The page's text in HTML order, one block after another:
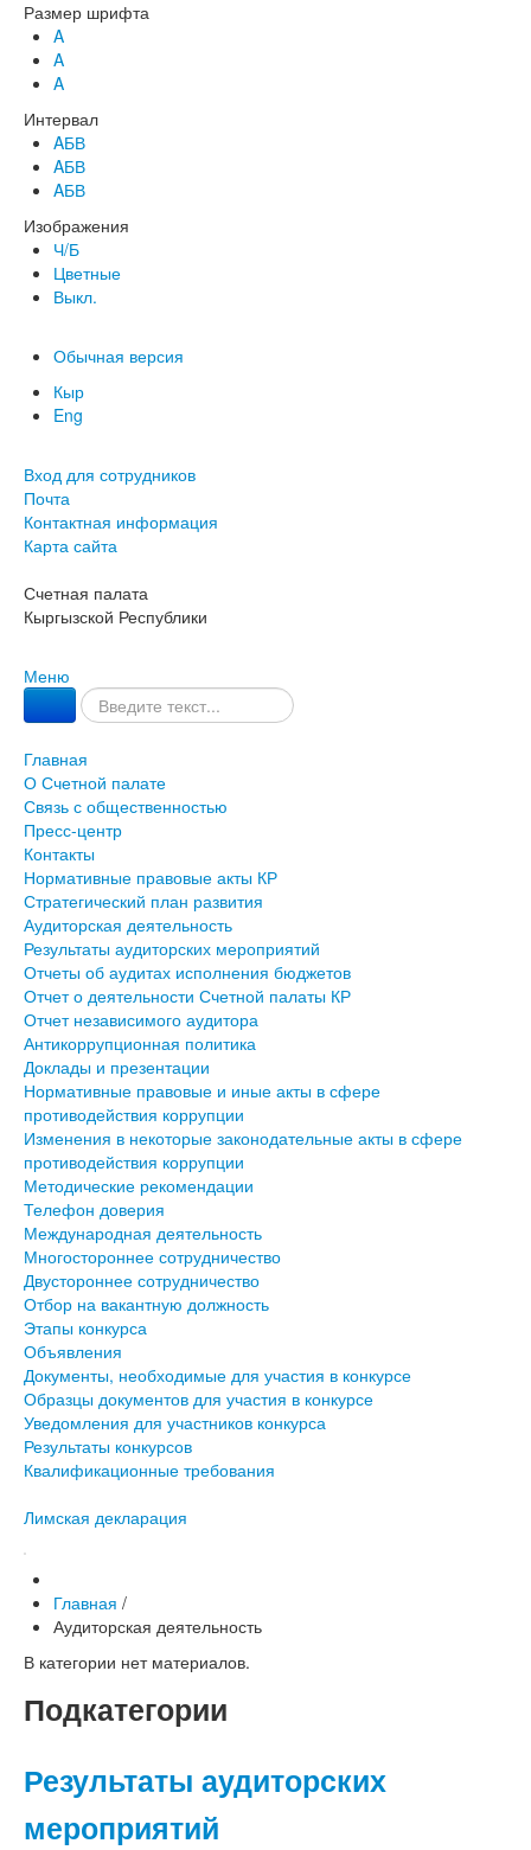
Размер шрифта
A
A
A
Интервал
AБВ
AБВ
AБВ
Изображения
Ч/Б
Цветные
Выкл.
Обычная версия
Кыр
Eng
Вход для сотрудников
Почта
Контактная информация
Карта сайта
Счетная палата
Кыргызской Республики
Меню
Главная
О Счетной палате
Связь с общественностью
Пресс-центр
Контакты
Нормативные правовые акты КР
Стратегический план развития
Аудиторская деятельность
Результаты аудиторских мероприятий
Отчеты об аудитах исполнения бюджетов
Отчет о деятельности Счетной палаты КР
Отчет независимого аудитора
Антикоррупционная политика
Доклады и презентации
Нормативные правовые и иные акты в сфере
противодействия коррупции
Изменения в некоторые законодательные акты в сфере
противодействия коррупции
Методические рекомендации
Телефон доверия
Международная деятельность
Многостороннее сотрудничество
Двустороннее сотрудничество
Отбор на вакантную должность
Этапы конкурса
Объявления
Документы, необходимые для участия в конкурсе
Образцы документов для участия в конкурсе
Уведомления для участников конкурса
Результаты конкурсов
Квалификационные требования
Лимская декларация
Главная /
Аудиторская деятельность
В категории нет материалов.
Подкатегории
Результаты аудиторских
мероприятий